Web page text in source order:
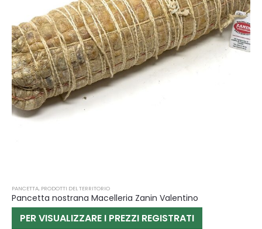
PANCETTA, PRODOTTI DEL TERRITORIO
Pancetta nostrana Macelleria Zanin Valentino
PER VISUALIZZARE I PREZZI REGISTRATI